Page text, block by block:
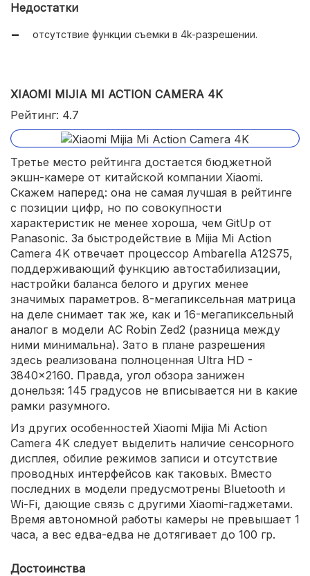
Недостатки
отсутствие функции съемки в 4k-разрешении.
XIAOMI MIJIA MI ACTION CAMERA 4K
Рейтинг: 4.7
Третье место рейтинга достается бюджетной
экшн-камере от китайской компании Xiaomi.
Скажем наперед: она не самая лучшая в рейтинге
с позиции цифр, но по совокупности
характеристик не менее хороша, чем GitUp от
Panasonic. За быстродействие в Mijia Mi Action
Camera 4K отвечает процессор Ambarella A12S75,
поддерживающий функцию автостабилизации,
настройки баланса белого и других менее
значимых параметров. 8-мегапиксельная матрица
на деле снимает так же, как и 16-мегапиксельный
аналог в модели AC Robin Zed2 (разница между
ними минимальна). Зато в плане разрешения
здесь реализована полноценная Ultra HD -
3840x2160. Правда, угол обзора занижен
донельзя: 145 градусов не вписывается ни в какие
рамки разумного.
Из других особенностей Xiaomi Mijia Mi Action
Camera 4K следует выделить наличие сенсорного
дисплея, обилие режимов записи и отсутствие
проводных интерфейсов как таковых. Вместо
последних в модели предусмотрены Bluetooth и
Wi-Fi, дающие связь с другими Xiaomi-гаджетами.
Время автономной работы камеры не превышает 1
часа, а вес едва-едва не дотягивает до 100 гр.
Достоинства